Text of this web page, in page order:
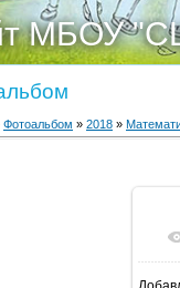
МБОУ
Фотоальбом » 2018 »